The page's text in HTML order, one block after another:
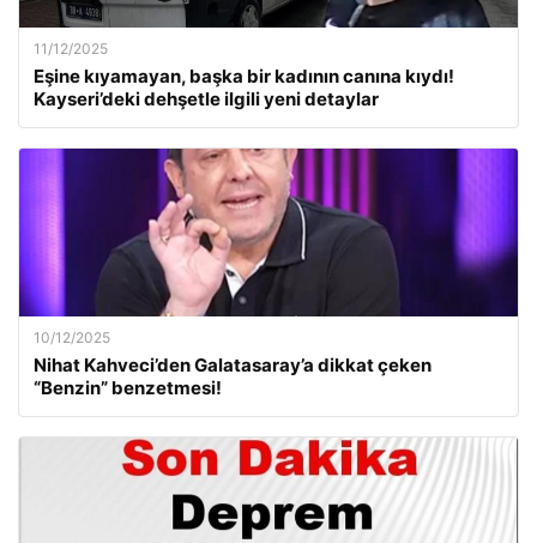
11/12/2025
Eşine kıyamayan, başka bir kadının canına kıydı!
Kayseri’deki dehşetle ilgili yeni detaylar
10/12/2025
Nihat Kahveci’den Galatasaray’a dikkat çeken
“Benzin” benzetmesi!